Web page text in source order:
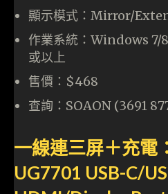
顯示模式：Mirror/
作業系統：Windows 7/
或以上
售價：$468
查詢：SOAON (3691
一線連三屏＋充電
UG7701 USB-C/